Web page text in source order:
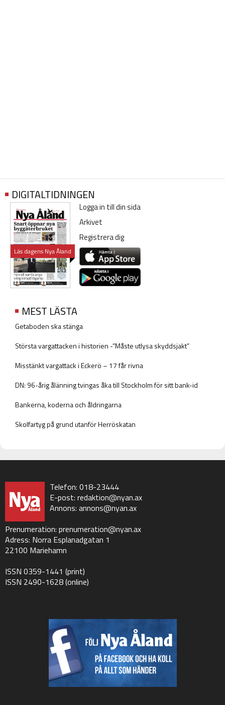
DIGITALTIDNINGEN
Läs dagens Nya Åland
Logga in till din sida
Arkivet
Registrera dig
MEST LÄSTA
Getaboden ska stänga
Största vargattacken i historien -”Måste utlysa skyddsjakt”
Misstänkt vargattack i Eckerö – 17 får rivna
DN: 96-årig ålänning tvingas åka till Stockholm för sitt bank-id
Bankerna, koderna och åldringarna
Skolfartyg på grund utanför Herröskatan
Telefon: 018-23444
E-post: redaktion@nyan.ax
Annons: annons@nyan.ax
Prenumeration: prenumeration@nyan.ax
Adress: Norra Esplanadgatan 1
22100 Mariehamn
ISSN 0359-1441 (print)
ISSN 2490-1628 (online)